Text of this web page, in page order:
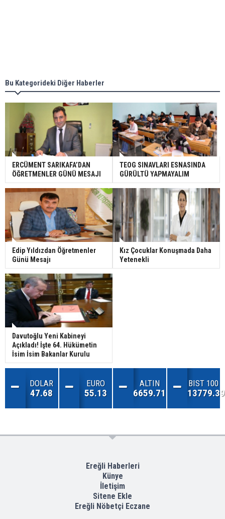
Bu Kategorideki Diğer Haberler
ERCÜMENT SARIKAFA’DAN
ÖĞRETMENLER GÜNÜ MESAJI
TEOG SINAVLARI ESNASINDA
GÜRÜLTÜ YAPMAYALIM
Edip Yıldızdan Öğretmenler
Günü Mesajı
Kız Çocuklar Konuşmada Daha
Yetenekli
Davutoğlu Yeni Kabineyi
Açıkladı! İşte 64. Hükümetin
İsim İsim Bakanlar Kurulu
DOLAR
47.68
EURO
55.13
ALTIN
6659.71
BIST 100
13779.39
Ereğli Haberleri
Künye
İletişim
Sitene Ekle
Ereğli Nöbetçi Eczane